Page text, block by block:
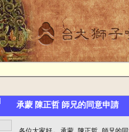
承蒙 陳正哲 師兄的同意申請